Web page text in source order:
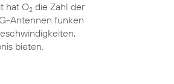
hat O2 die Zahl der
Antennen funken
bieten.